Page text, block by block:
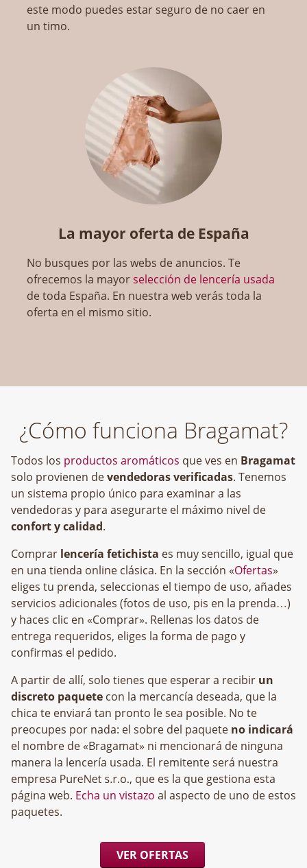
este modo puedes estar seguro de no caer en
un timo.
La mayor oferta de España
No busques por las webs de anuncios. Te
ofrecemos la mayorselección de lencería usada
de toda España. En nuestra web verás toda la
oferta en el mismo sitio.
¿Cómo funciona Bragamat?
Todos los productos aromáticos que ves en Bragamat
solo provienen devendedoras verificadas. Tenemos
un sistema propio único para examinar a las
vendedoras y para asegurarte el máximo nivel de
confort y calidad.
Comprar lencería fetichista es muy sencillo, igual que
en una tienda online clásica. En la sección «Ofertas»
eliges tu prenda, seleccionas el tiempo de uso, añades
servicios adicionales (fotos de uso, pis en la prenda…)
y haces clic en «Comprar». Rellenas los datos de
entrega requeridos, eliges la forma de pago y
confirmas el pedido.
A partir de allí, solo tienes que esperar a recibir un
discreto paquete con la mercancía deseada, que la
chica te enviará tan pronto le sea posible. No te
preocupes por nada: el sobre del paquete no indicará
el nombre de «Bragamat» ni mencionará de ninguna
manera la lencería usada. El remitente será nuestra
empresa
, que es la que gestiona esta
página web. Echa un vistazo al aspecto de uno de estos
paquetes.
VER OFERTAS